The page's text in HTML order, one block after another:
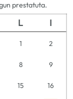
prestatuta.
L I
1 2
8 9
15 16